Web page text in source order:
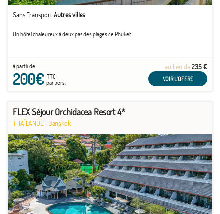
Sans TransportAutres villes
Un hôtel chaleureux à deux pas des plages de Phuket.
à partir de
200€TTC
par pers.
au lieu de235 €
VOIR L'OFFRE
FLEX Séjour Orchidacea Resort 4*
THAÏLANDE | Bangkok